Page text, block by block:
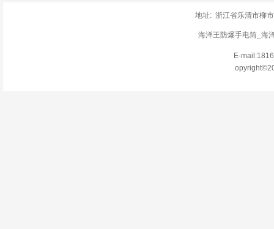
海洋王手电筒JW7210官网 | 俄罗斯搜索-
| 乐清海
地址: 浙江省乐清市柳
海洋王防爆手电筒_海
E-